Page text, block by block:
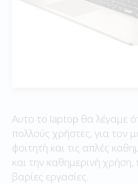
Αυτο το laptop θα λέγαμε
πολλούς χρήστες, για τον
φοιτητή και τις απλές
και την καθημερινή χρήση,
βαρίες εργασίες.